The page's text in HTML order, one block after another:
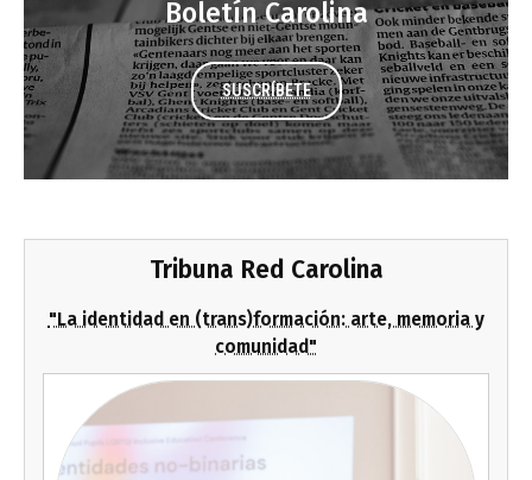
Boletín Carolina
SUSCRÍBETE
Tribuna Red Carolina
"La identidad en (trans)formación: arte, memoria y
comunidad"